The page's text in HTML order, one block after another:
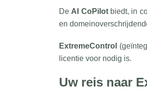
De AI CoPilotbiedt, in
en
ExtremeControl
licentie voor nodig is.
Uw reis naar